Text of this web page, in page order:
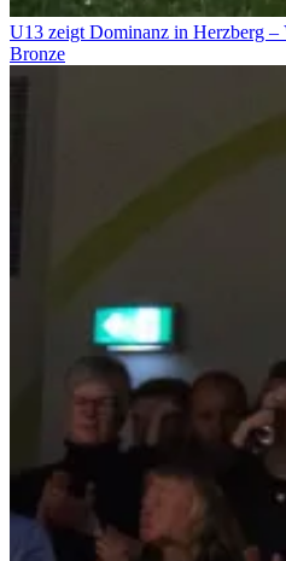
U13 zeigt Dominanz in Herzberg
Bronze